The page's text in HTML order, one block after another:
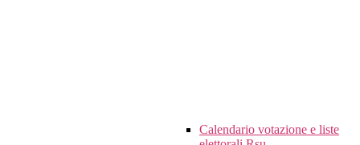
Calendario votazione e liste